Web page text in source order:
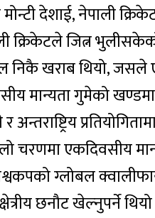
देशाई, नेपाली
क्रिकेटले जित्न
निकै खराब थियो, जसले
मान्यता गुमेको
र अन्तराष्ट्रिय
चरणमा एकदिवसीय
ग्लोबल
छनौट खेल्नुपर्ने थियो